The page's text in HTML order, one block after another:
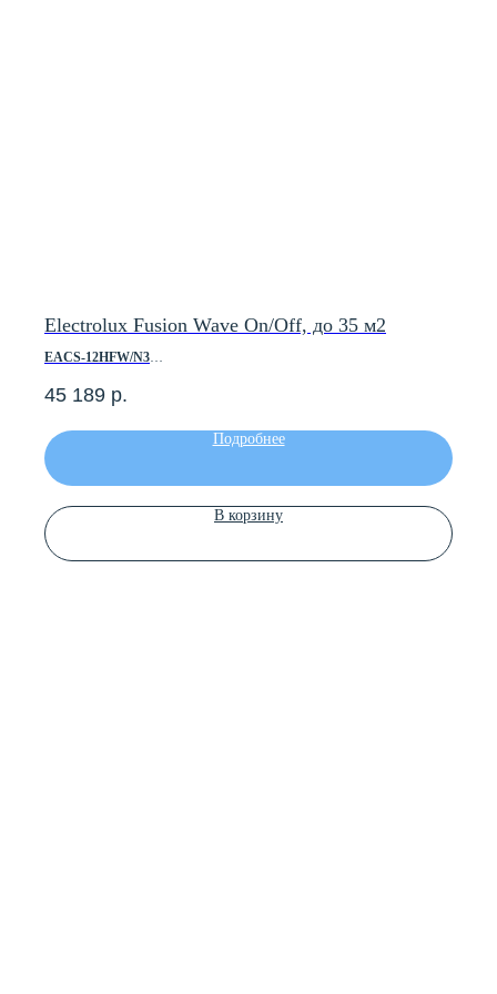
Electrolux Fusion Wave On/Off, до 35 м2
EACS-12HFW/N3
Площадь помещения, м2 — до 35
Теплопроизводительность, кВт — 3.55
Инверторный — Нет
Класс энергоэффективности — А
Гарантийный срок — 5 лет
Страна производитель — КНР
45 189 р.
Подробнее
В корзину